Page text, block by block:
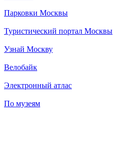
Парковки Москвы
Туристический портал Москвы
Узнай Москву
Велобайк
Электронный атлас
По музеям